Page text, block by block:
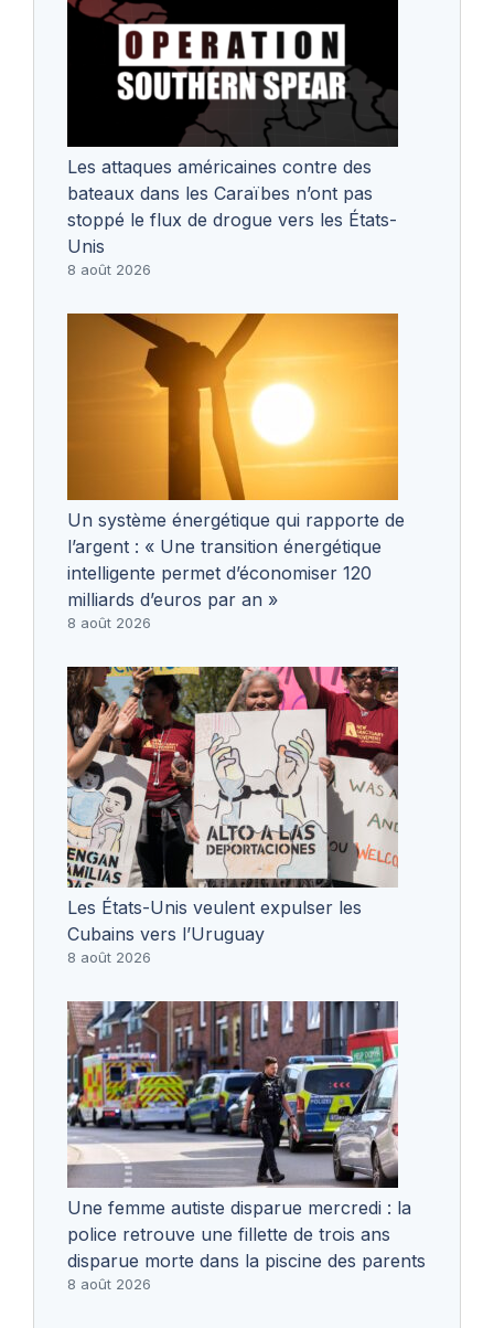
Les attaques américaines contre des
bateaux dans les Caraïbes n’ont pas
stoppé le flux de drogue vers les États-
Unis
8 août 2026
Un système énergétique qui rapporte de
l’argent : « Une transition énergétique
intelligente permet d’économiser 120
milliards d’euros par an »
8 août 2026
Les États-Unis veulent expulser les
Cubains vers l’Uruguay
8 août 2026
Une femme autiste disparue mercredi : la
police retrouve une fillette de trois ans
disparue morte dans la piscine des parents
8 août 2026